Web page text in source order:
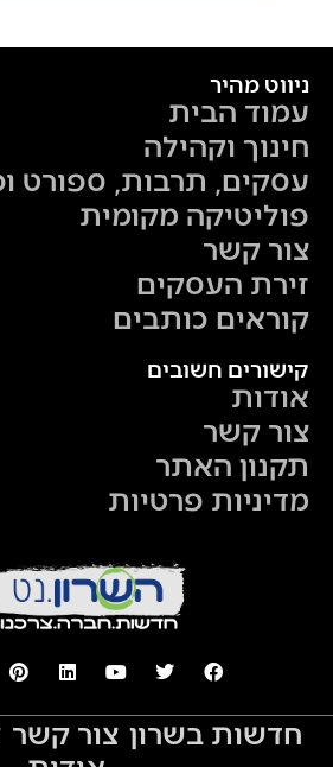
ניווט מהיר
עמוד הבית
חינוך וקהילה
עסקים, תרבות, ספורט
פוליטיקה מקומית
צור קשר
זירת העסקים
קוראים כותבים
קישורים חשובים
אודות
צור קשר
תקנון האתר
מדיניות פרטיות
חדשות בשרון צור קשר